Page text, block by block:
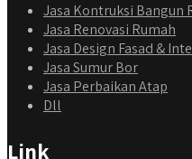
Jasa Kontruksi Bangun
Jasa Renovasi Rumah
Jasa Design Fasad &
Jasa Sumur Bor
Jasa Perbaikan Atap
Dll
Link